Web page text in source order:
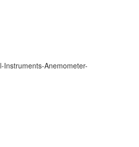
Instruments-Anemometer-